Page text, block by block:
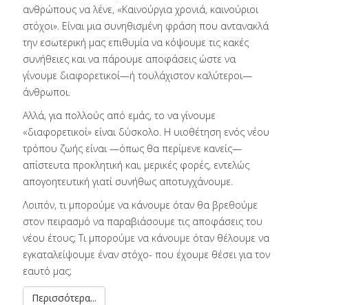
ανθρώπους να λένε, «Καινούργια χρονιά, καινούριοι
στόχοι». Είναι μια συνηθισμένη φράση που αντανακλά
την εσωτερική μας επιθυμία να κόψουμε τις κακές
συνήθειες και να πάρουμε αποφάσεις ώστε να
γίνουμε διαφορετικοί—ή τουλάχιστον καλύτεροι—
άνθρωποι.
Αλλά, για πολλούς από εμάς, το να γίνουμε
«διαφορετικοί» είναι δύσκολο. Η υιοθέτηση ενός νέου
τρόπου ζωής είναι —όπως θα περίμενε κανείς—
απίστευτα προκλητική και, μερικές φορές, εντελώς
απογοητευτική γιατί συνήθως αποτυγχάνουμε.
Λοιπόν, τι μπορούμε να κάνουμε όταν θα βρεθούμε
στον πειρασμό να παραβιάσουμε τις αποφάσεις του
νέου έτους; Τι μπορούμε να κάνουμε όταν θέλουμε να
εγκαταλείψουμε έναν στόχο- που έχουμε θέσει για τον
εαυτό μας;
Περισσότερα...